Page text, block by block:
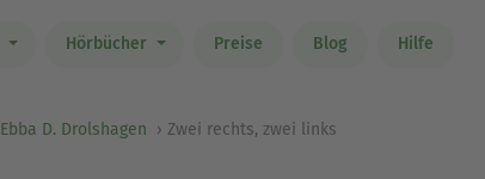
Hörbücher Preise Blog Hilfe
Ebba D. Drolshagen Zwei rechts, zwei links